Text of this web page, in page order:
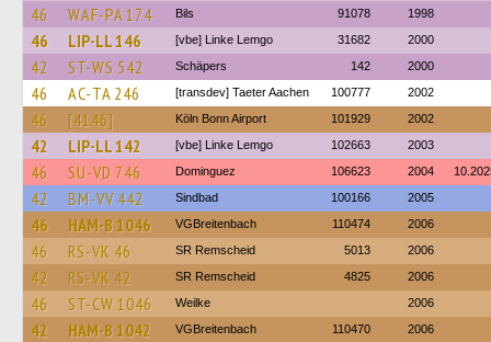
46 WAF-PA 174 Bils 91078 1998
46 LIP-LL 146 [vbe] Linke Lemgo 31682 2000
42 ST-WS 542 Schäpers 142 2000
46 AC-TA 246 [transdev] Taeter Aachen 100777 2002
46 [4146] Köln Bonn Airport 101929 2002
42 LIP-LL 142 [vbe] Linke Lemgo 102663 2003
46 SU-VD 746 Dominguez 106623 2004
42 BM-VV 442 Sindbad 100166 2005
46 HAM-B 1046 VGBreitenbach 110474 2006
46 RS-VK 46 SR Remscheid 5013 2006
42 RS-VK 42 SR Remscheid 4825 2006
46 ST-CW 1046 Weilke 2006
42 HAM-B 1042 VGBreitenbach 110470 2006